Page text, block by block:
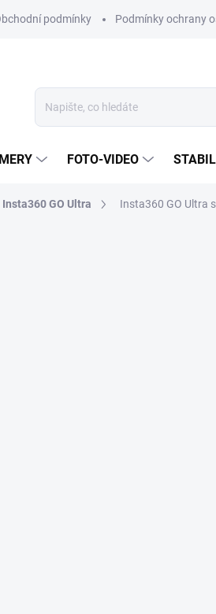
podmínky Podmínky ochrany
FOTO-VIDEO
Insta360 GO Ultra Insta360 GO Ultra